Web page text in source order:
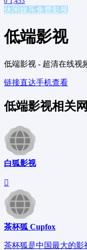
休闲娱乐免费影视
低端影视
低端影视 - 超清在线视
链接直达手机查看
低端影视相关
白狐影视
茶杯狐 Cupfox
茶杯狐是中国最大的